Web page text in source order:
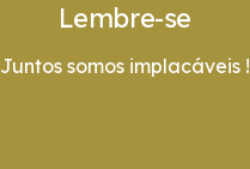
Lembre-se
Juntos somos implacáveis !